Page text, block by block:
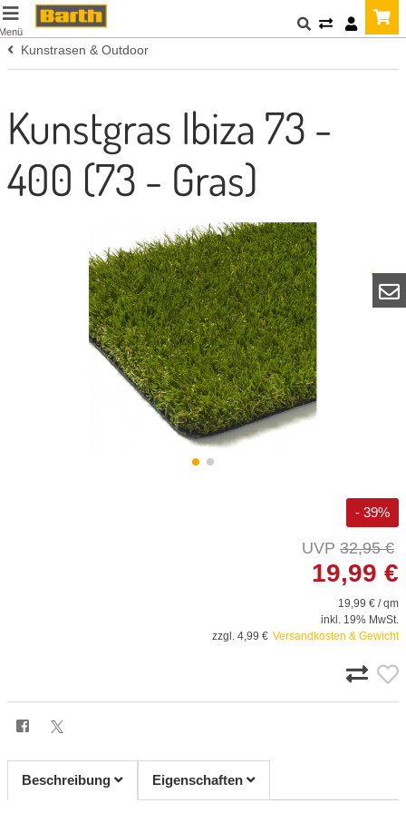
Kunstrasen & Outdoor
Kunstgras Ibiza 73 -
400 (73 - Gras)
- 39%
32,95 €
19,99 €
19,99 € / qm
inkl. 19% MwSt.
zzgl. 4,99 € Versandkosten & Gewicht
Beschreibung Eigenschaften